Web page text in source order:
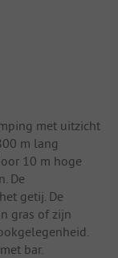
met uitzicht
m lang
10 m hoge
De
getij. De
gras of zijn
bar.